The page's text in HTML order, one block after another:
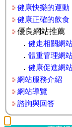
健康快樂的運動
健康正確的飲食
優良網站推薦
． 健走相關網
． 體重管理網
． 健康促進網
網站服務介紹
網站導覽
諮詢與回答